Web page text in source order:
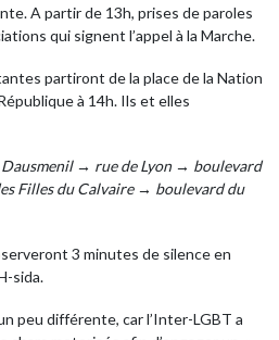
A partir de 13h, prises de paroles
qui signent l’appel à la Marche.
partiront de la place de la Nation
à 14h. Ils et elles
→ rue de Lyon → boulevard
Filles du Calvaire → boulevard du
3 minutes de silence en
sida.
peu différente, car l’Inter-LGBT a